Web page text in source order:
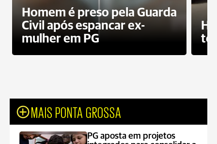
Homem é preso pela Guarda
Civil após espancar ex-
mulher em PG
MAIS PONTA GROSSA
PG aposta em projetos